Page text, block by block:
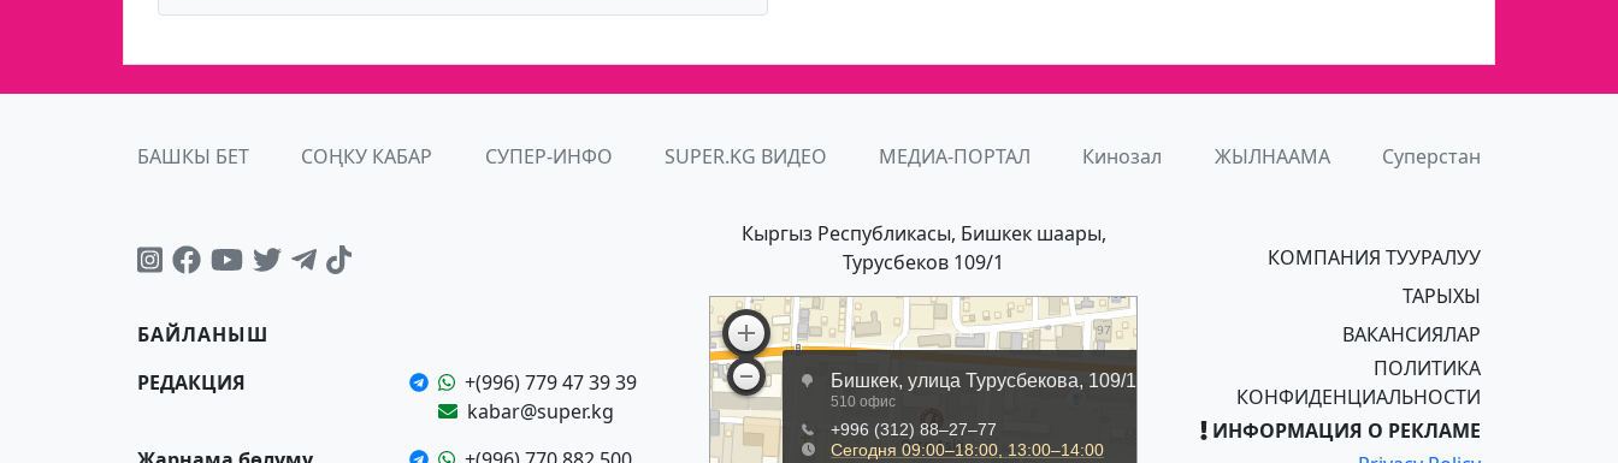
БАШКЫ БЕТ СОҢКУ КАБАР СУПЕР-ИНФО SUPER.KG ВИДЕО МЕДИА-ПОРТАЛ Кинозал ЖЫЛНААМА Суперстан
БАЙЛАНЫШ
РЕДАКЦИЯ
+(996) 779 47 39 39
kabar@super.kg
Кыргыз Республикасы, Бишкек шаары,
Турусбеков 109/1
КОМПАНИЯ ТУУРАЛУУ
ТАРЫХЫ
ВАКАНСИЯЛАР
ПОЛИТИКА
КОНФИДЕНЦИАЛЬНОСТИ
ИНФОРМАЦИЯ О РЕКЛАМЕ